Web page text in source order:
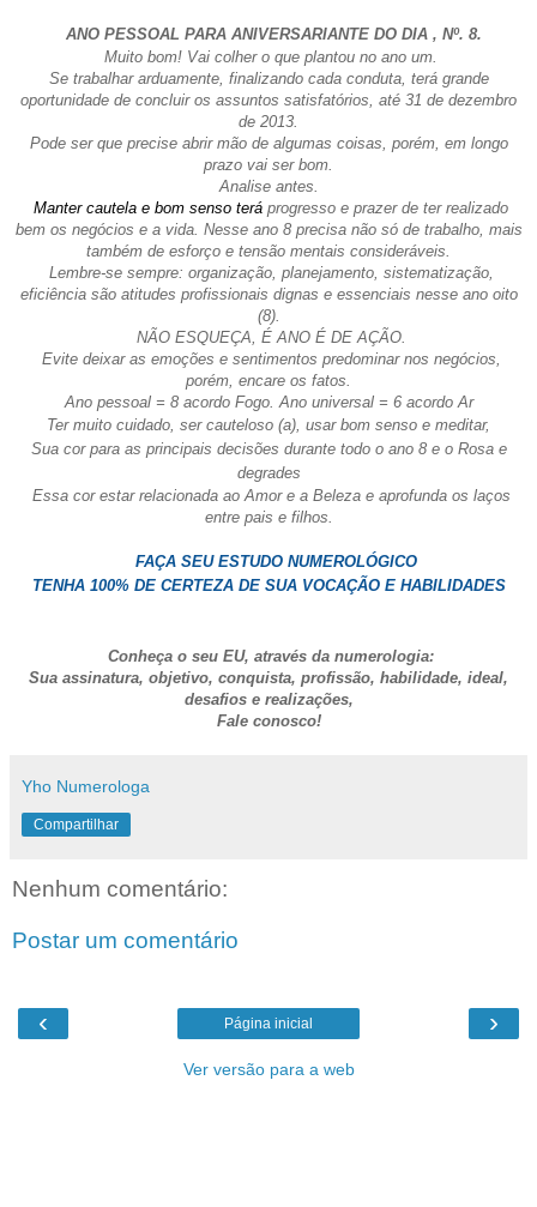
ANO PESSOAL PARA ANIVERSARIANTE DO DIA , Nº. 8.
Muito bom! Vai colher o que plantou no ano um.
Se trabalhar arduamente, finalizando cada conduta, terá grande
oportunidade de concluir os assuntos satisfatórios, até 31 de dezembro
de 2013.
Pode ser que precise abrir mão de algumas coisas, porém, em longo
prazo vai ser bom.
Analise antes.
Manter cautela e bom senso terá progresso e prazer de ter realizado
bem os negócios e a vida. Nesse ano 8 precisa não só de trabalho, mais
também de esforço e tensão mentais consideráveis.
Lembre-se sempre: organização, planejamento, sistematização,
eficiência são atitudes profissionais dignas e essenciais nesse ano oito
(8).
NÃO ESQUEÇA, É ANO É DE AÇÃO.
Evite deixar as emoções e sentimentos predominar nos negócios,
porém, encare os fatos.
Ano pessoal = 8 acordo Fogo. Ano universal = 6 acordo Ar
Ter muito cuidado, ser cauteloso (a), usar bom senso e meditar,
Sua cor para as principais decisões durante todo o ano 8 e o Rosa e
degrades
Essa cor estar relacionada ao Amor e a Beleza e aprofunda os laços
entre pais e filhos.
FAÇA SEU ESTUDO NUMEROLÓGICO
TENHA 100% DE CERTEZA DE SUA VOCAÇÃO E HABILIDADES
Conheça o seu EU, através da numerologia:
Sua assinatura, objetivo, conquista, profissão, habilidade, ideal,
desafios e realizações,
Fale conosco!
Yho Numerologa
Compartilhar
Nenhum comentário:
Postar um comentário
‹ ›
Página inicial
Ver versão para a web